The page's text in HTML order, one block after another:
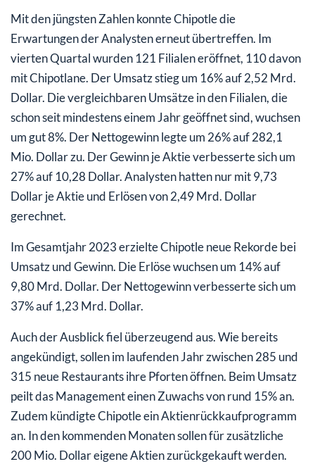
Mit den jüngsten Zahlen konnte Chipotle die
Erwartungen der Analysten erneut übertreffen. Im
vierten Quartal wurden 121 Filialen eröffnet, 110 davon
mit Chipotlane. Der Umsatz stieg um 16% auf 2,52 Mrd.
Dollar. Die vergleichbaren Umsätze in den Filialen, die
schon seit mindestens einem Jahr geöffnet sind, wuchsen
um gut 8%. Der Nettogewinn legte um 26% auf 282,1
Mio. Dollar zu. Der Gewinn je Aktie verbesserte sich um
27% auf 10,28 Dollar. Analysten hatten nur mit 9,73
Dollar je Aktie und Erlösen von 2,49 Mrd. Dollar
gerechnet.
Im Gesamtjahr 2023 erzielte Chipotle neue Rekorde bei
Umsatz und Gewinn. Die Erlöse wuchsen um 14% auf
9,80 Mrd. Dollar. Der Nettogewinn verbesserte sich um
37% auf 1,23 Mrd. Dollar.
Auch der Ausblick fiel überzeugend aus. Wie bereits
angekündigt, sollen im laufenden Jahr zwischen 285 und
315 neue Restaurants ihre Pforten öffnen. Beim Umsatz
peilt das Management einen Zuwachs von rund 15% an.
Zudem kündigte Chipotle ein Aktienrückkaufprogramm
an. In den kommenden Monaten sollen für zusätzliche
200 Mio. Dollar eigene Aktien zurückgekauft werden.